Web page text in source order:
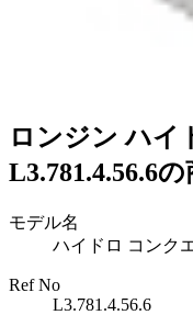
ロンジン ハイ
L3.781.4.56.6
モデル名
ハイドロ コンク
Ref No
L3.781.4.56.6